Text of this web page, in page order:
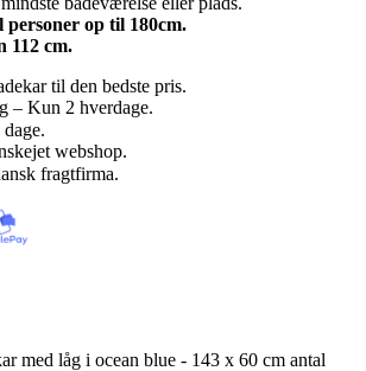
personer op til 180cm.
112 cm.
til den bedste pris.
– Kun 2 hverdage.
webshop.
fragtfirma.
med låg i ocean blue - 143 x 60 cm antal